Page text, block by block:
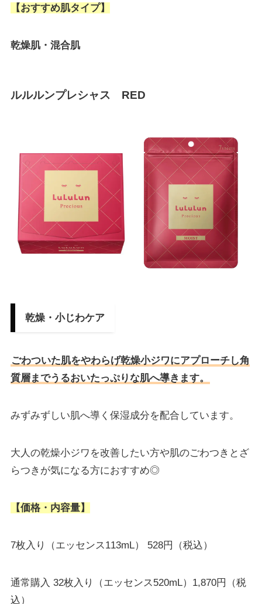
【おすすめ肌タイプ】
乾燥肌・混合肌
ルルルンプレシャス RED
乾燥・小じわケア
ごわついた肌をやわらげ乾燥小ジワにアプローチし角
質層までうるおいたっぷりな肌へ導きます。
みずみずしい肌へ導く保湿成分を配合しています。
大人の乾燥小ジワを改善したい方や肌のごわつきとざ
らつきが気になる方におすすめ◎
【価格・内容量】
7枚入り（エッセンス113mL） 528円（税込）
通常購入 32枚入り（エッセンス520mL）1,870円（税
込）